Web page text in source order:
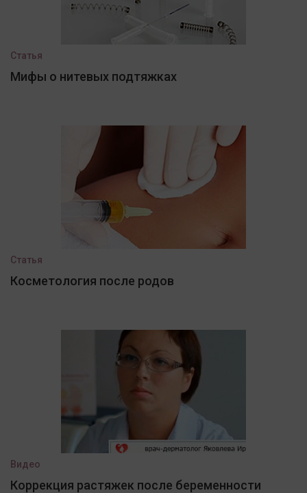
Статья
Мифы о нитевых подтяжках
Статья
Косметология после родов
Видео
Коррекция растяжек после беременности